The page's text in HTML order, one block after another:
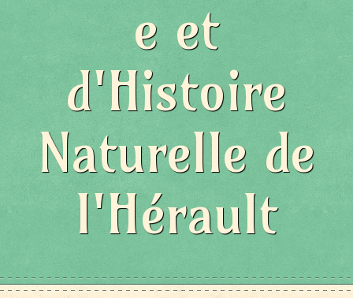
e et
d'Histoire
Naturelle de
l'Hérault